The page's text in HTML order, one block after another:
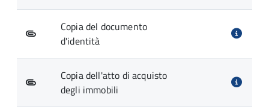
Copia del documento
d'identità
Copia dell'atto di acquisto
degli immobili